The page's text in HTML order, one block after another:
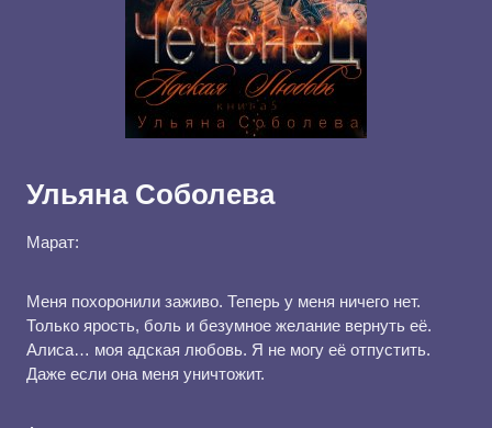
Ульяна Соболева
Марат:
Меня похоронили заживо. Теперь у меня ничего нет.
Только ярость, боль и безумное желание вернуть её.
Алиса… моя адская любовь. Я не могу её отпустить.
Даже если она меня уничтожит.